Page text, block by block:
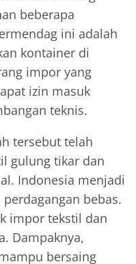
beberapa
ini adalah
kontainer di
impor yang
izin masuk
teknis.
tersebut telah
gulung tikar dan
Indonesia menjadi
bebas.
impor tekstil dan
Dampaknya,
bersaing